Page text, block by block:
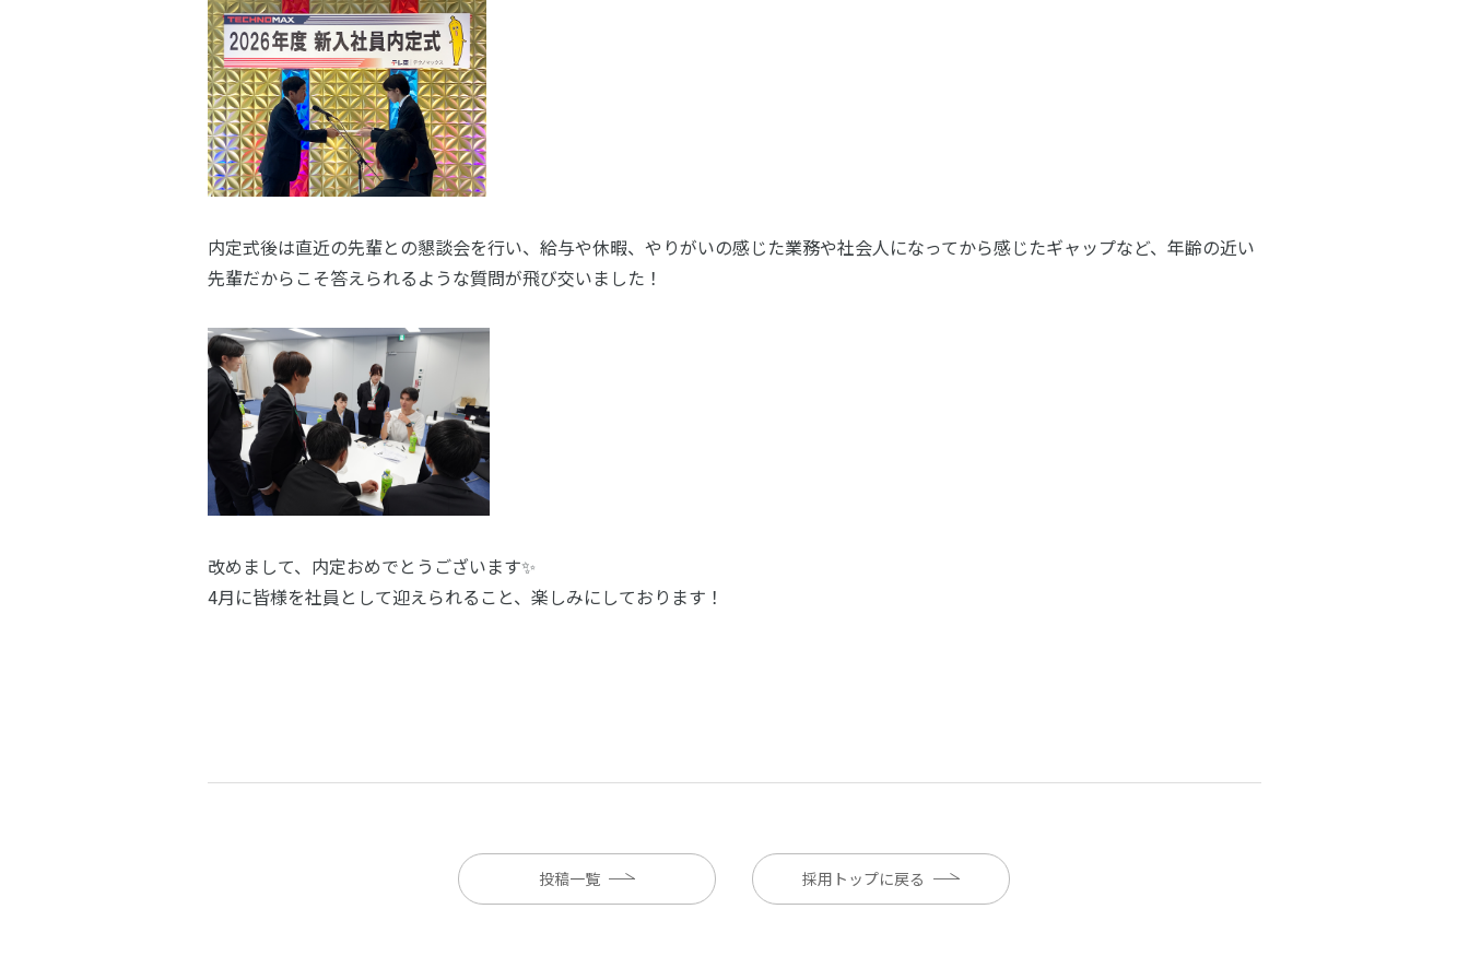
内定式後は直近の先輩との懇談会を行い、給与や休暇、やりがいの感じた業務や社会人になってから感じたギャップなど、年齢の近い
先輩だからこそ答えられるような質問が飛び交いました！
改めまして、内定おめでとうございます✨
4月に皆様を社員として迎えられること、楽しみにしております！
投稿一覧 採用トップに戻る